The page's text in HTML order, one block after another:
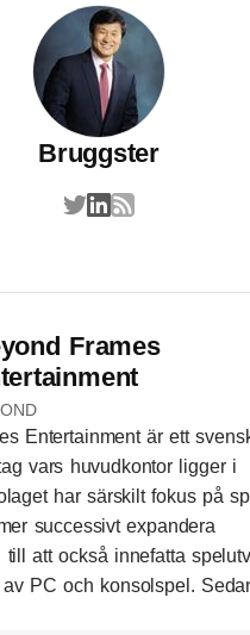
Bruggster
Frames
Entertainment är ett
vars huvudkontor ligger i
har särskilt fokus på
successivt expandera
till att också innefatta
PC och konsolspel.